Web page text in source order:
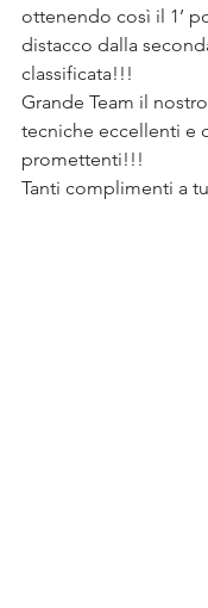
ottenendo così il 1’
distacco dalla
classificata!!!
Grande Team il
tecniche eccellenti e
promettenti!!!
Tanti complimenti a